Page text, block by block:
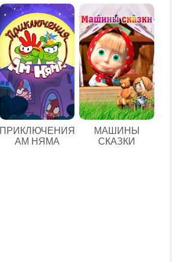
ПРИКЛЮЧЕНИЯ
АМ НЯМА
МАШИНЫ
СКАЗКИ